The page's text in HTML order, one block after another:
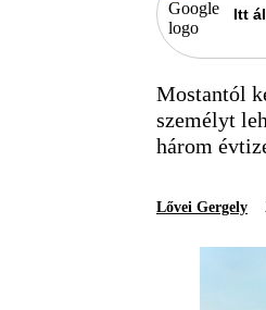
Itt
Mostantól
személyt
három
Lővei Gergely